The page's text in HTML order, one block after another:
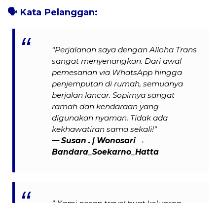
🗣️ Kata Pelanggan:
“Perjalanan saya dengan Alloha Trans
sangat menyenangkan. Dari awal
pemesanan via WhatsApp hingga
penjemputan di rumah, semuanya
berjalan lancar. Sopirnya sangat
ramah dan kendaraan yang
digunakan nyaman. Tidak ada
kekhawatiran sama sekali!”
— Susan . | Wonosari →
Bandara_Soekarno_Hatta